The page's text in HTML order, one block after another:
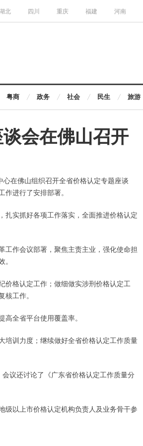
北 四川 重庆 福建 河南
粤商 政务 社会 民生 旅游
会在佛山召开
在佛山组织召开全省价格认定专题座谈
进行了安排部署。
扎实抓好各项工作落实，全面推进价格认定
工作会议部署，聚焦主责主业，强化使命担
价格认定工作；做细做实涉刑价格认定工
工作。
高全省平台使用覆盖率。
培训力度；继续做好全省价格认定工作质量
议还讨论了《广东省价格认定工作质量分
级以上市价格认定机构负责人及业务骨干参